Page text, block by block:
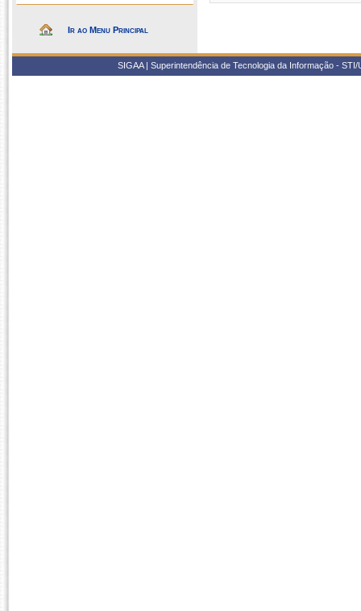
Ir ao Menu Principal
SIGAA | Superintendência de Tecnologia da Informação -